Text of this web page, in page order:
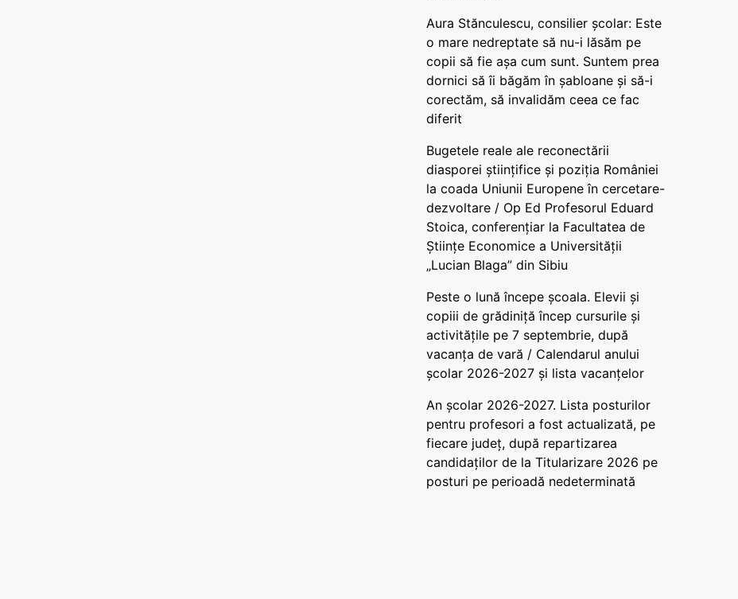
Aura Stănculescu, consilier școlar: Este
o mare nedreptate să nu-i lăsăm pe
copii să fie așa cum sunt. Suntem prea
dornici să îi băgăm în șabloane și să-i
corectăm, să invalidăm ceea ce fac
diferit
Bugetele reale ale reconectării
diasporei științifice și poziția României
la coada Uniunii Europene în cercetare-
dezvoltare / Op Ed Profesorul Eduard
Stoica, conferențiar la Facultatea de
Științe Economice a Universității
„Lucian Blaga” din Sibiu
Peste o lună începe școala. Elevii și
copiii de grădiniță încep cursurile și
activitățile pe 7 septembrie, după
vacanța de vară / Calendarul anului
școlar 2026-2027 și lista vacanțelor
An școlar 2026-2027. Lista posturilor
pentru profesori a fost actualizată, pe
fiecare județ, după repartizarea
candidaților de la Titularizare 2026 pe
posturi pe perioadă nedeterminată